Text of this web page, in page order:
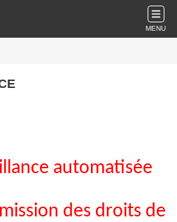
MENU
automatisée
des droits de